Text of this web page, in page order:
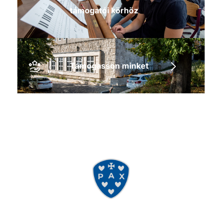
támogatói körhöz
Támogasson minket